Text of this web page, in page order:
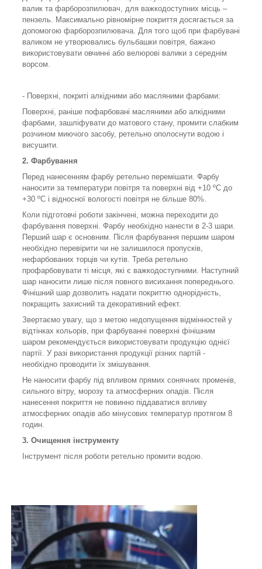
валик та фарборозпилювач, для важкодоступних місць –
пензель. Максимально рівномірне покриття досягається за
допомогою фарборозпилювача. Для того щоб при фарбувані
валиком не утворювались бульбашки повітря, бажано
використовувати овчинні або велюрові валики з середнім
ворсом.
- Поверхні, покриті алкідними або масляними фарбами:
Поверхні, раніше пофарбовані масляними або алкідними
фарбами, зашліфувати до матового стану, промити слабким
розчином миючого засобу, ретельно ополоснути водою і
висушити.
2. Фарбування
Перед нанесенням фарбу ретельно перемішати. Фарбу
наносити за температури повітря та поверхні від +10 ºС до
+30 ºС і відносної вологості повітря не більше 80%.
Коли підготовчі роботи закінчені, можна переходити до
фарбування поверхні. Фарбу необхідно нанести в 2-3 шари.
Перший шар є основним. Після фарбування першим шаром
необхідно перевірити чи не залишилося пропусків,
нефарбованих торців чи кутів. Треба ретельно
профарбовувати ті місця, які є важкодоступними. Наступний
шар наносити лише після повного висихання попереднього.
Фінішний шар дозволить надати покриттю однорідність,
покращить захисний та декоративний ефект.
Звертаємо увагу, що з метою недопущення відмінностей у
відтінках кольорів, при фарбуванні поверхні фінішним
шаром рекомендується використовувати продукцію однієї
партії. У разі використання продукції різних партій -
необхідно проводити їх змішування.
Не наносити фарбу під впливом прямих сонячних променів,
сильного вітру, морозу та атмосферних опадів. Після
нанесення покриття не повинно піддаватися впливу
атмосферних опадів або мінусових температур протягом 8
годин.
3. Очищення інструменту
Інструмент після роботи ретельно промити водою.